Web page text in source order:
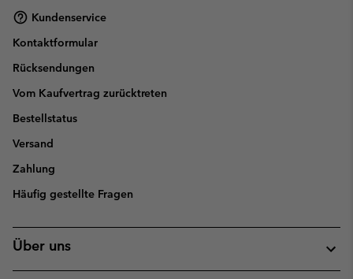
Kundenservice
Kontaktformular
Rücksendungen
Vom Kaufvertrag zurücktreten
Bestellstatus
Versand
Zahlung
Häufig gestellte Fragen
Über uns